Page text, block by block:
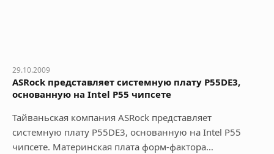
29.10.2009
ASRock представляет системную плату P55DE3,
основанную на Intel P55 чипсете
Тайваньская компания ASRock представляет
системную плату P55DE3, основанную на Intel P55
чипсете. Материнская плата форм-фактора…